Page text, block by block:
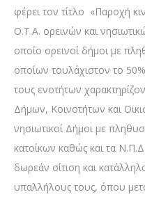
φέρει τον τίτλο «Παροχή
Ο.Τ.Α. ορεινών και
οποίο ορεινοί δήμοι με
οποίων τουλάχιστον το
τους ενοτήτων
Δήμων, Κοινοτήτων και
νησιωτικοί Δήμοι με
κατοίκων καθώς και τα
δωρεάν σίτιση και
υπαλλήλους τους, όπου